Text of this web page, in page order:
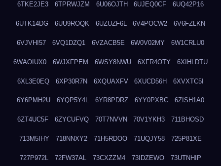
6TKE2JE3 6TPRWJZM 6U06OJTH 6UJEQ0CF 6UQ42P16
6UTK14DG 6UU9ROQK 6UZUZF6L 6V4POCW2 6V6FZLKN
6VJVHI57 6VQ1DZQ1 6VZACB5E 6W0V02MY 6W1CRLU0
6WAOIUX0 6WJXFPEM 6WSY8NWU 6XFR4OTY 6XIHLDTU
6XL3E0EQ 6XP30R7N 6XQUAXFV 6XUCD56H 6XVXTC5I
6Y6PMH2U 6YQP5Y4L 6YR8PDRZ 6YY0PXBC 6ZISH1A0
6ZT4UC5F 6ZYCUFVQ 70T7NVVN 70V1YKH3 711BHOSD
713M5IHY 718NNXY2 71H5RDOO 71UQJY58 725P81XE
727P972L 72FW37AL 73CXZZM4 73IDZEWO 73UTNHIP